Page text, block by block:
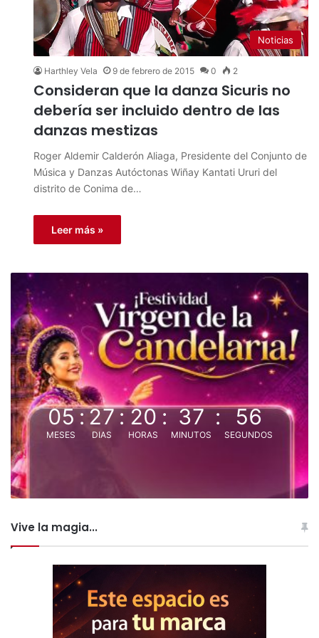
Noticias
Harthley Vela 9 de febrero de 2015 0 2
Consideran que la danza Sicuris no
debería ser incluido dentro de las
danzas mestizas
Roger Aldemir Calderón Aliaga, Presidente del Conjunto de
Música y Danzas Autóctonas Wiñay Kantati Ururi del
distrito de Conima de…
Leer más »
05
MESES
:27
DIAS
:20
HORAS
: 37
MINUTOS
: 55
SEGUNDOS
Vive la magia...